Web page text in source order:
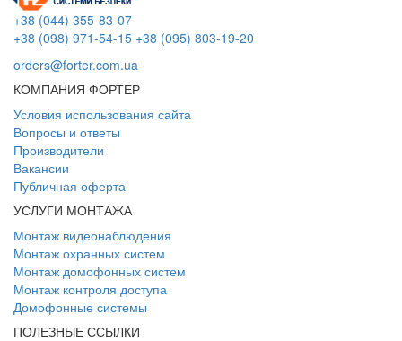
+38 (044) 355-83-07
+38 (098) 971-54-15 +38 (095) 803-19-20
orders@forter.com.ua
КОМПАНИЯ ФОРТЕР
Условия использования сайта
Вопросы и ответы
Производители
Вакансии
Публичная оферта
УСЛУГИ МОНТАЖА
Монтаж видеонаблюдения
Монтаж охранных систем
Монтаж домофонных систем
Монтаж контроля доступа
Домофонные системы
ПОЛЕЗНЫЕ ССЫЛКИ